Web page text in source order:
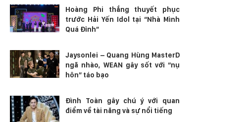
Hoàng Phi thắng thuyết phục
trước Hải Yến Idol tại “Nhà Mình
Quá Đỉnh”
Jaysonlei – Quang Hùng MasterD
ngã nhào, WEAN gây sốt với “nụ
hôn” táo bạo
Đình Toàn gây chú ý với quan
điểm về tài năng và sự nổi tiếng